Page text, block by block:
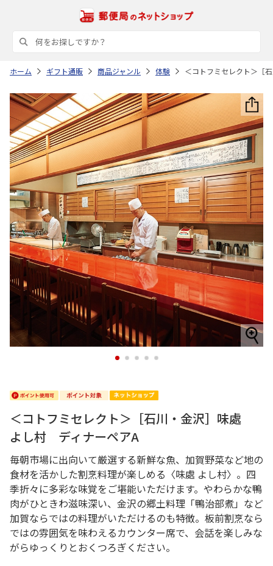
ホーム ギフト通販 商品ジャンル 体験 ＜コトフミセレクト＞［
1 2 3 4 5
＜コトフミセレクト＞［石川・金沢］味處
よし村 ディナーペアA
毎朝市場に出向いて厳選する新鮮な魚、加賀野菜など地の
食材を活かした割烹料理が楽しめる〈味處 よし村〉。四
季折々に多彩な味覚をご堪能いただけます。やわらかな鴨
肉がひときわ滋味深い、金沢の郷土料理「鴨治部煮」など
加賀ならではの料理がいただけるのも特徴。板前割烹なら
ではの雰囲気を味わえるカウンター席で、会話を楽しみな
がらゆっくりとおくつろぎください。